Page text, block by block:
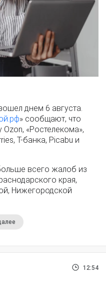
днем 6 августа.
» сообщают, что
«Ростелекома»,
Т-банка, Picabu и
всего жалоб из
края,
Нижегородской
12:54